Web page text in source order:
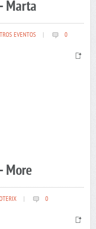
Marta
EVENTOS 0
More
0